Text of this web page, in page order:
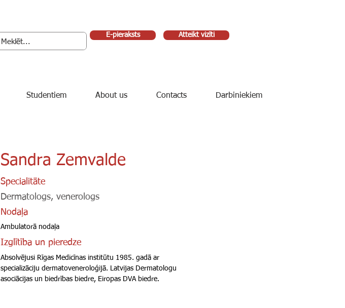
E-pieraksts Atteikt vizīti
Studentiem About us Contacts Darbiniekiem
Sandra Zemvalde
Specialitāte
Dermatologs, venerologs
Nodaļa
Ambulatorā nodaļa
Izglītība un pieredze
Absolvējusi Rīgas Medicīnas institūtu 1985. gadā ar
specializāciju dermatoveneroloģijā. Latvijas Dermatologu
asociācijas un biedrības biedre, Eiropas DVA biedre.